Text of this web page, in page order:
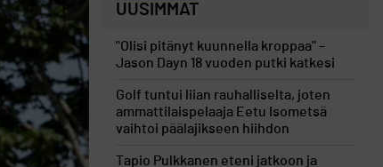
UUSIMMAT
"Olisi pitänyt kuunnella kroppaa" –
Jason Dayn 18 vuoden putki katkesi
Golf tuntui liian rauhalliselta, joten
ammattilaispelaaja Eetu Isometsä
vaihtoi päälajikseen hiihdon
Tapio Pulkkanen eteni jatkoon ja